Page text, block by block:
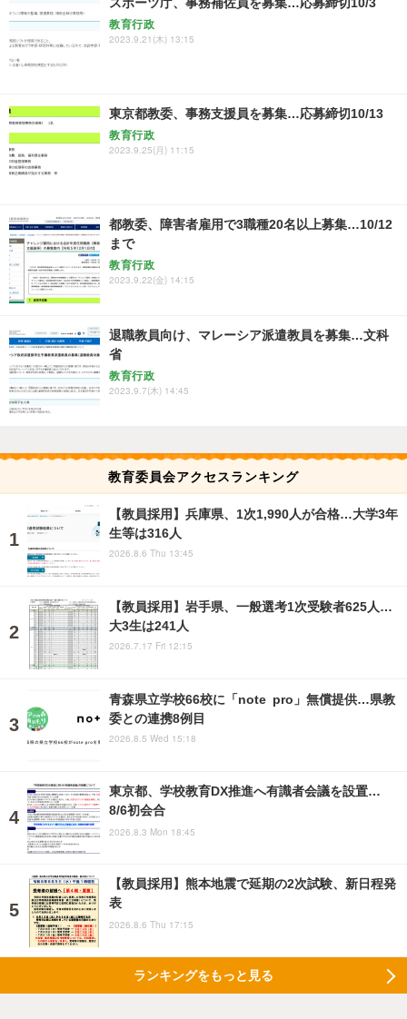
スポーツ庁、事務補佐員を募集…応募締切10/3
教育行政
2023.9.21(木) 13:15
東京都教委、事務支援員を募集…応募締切10/13
教育行政
2023.9.25(月) 11:15
都教委、障害者雇用で3職種20名以上募集…10/12
まで
教育行政
2023.9.22(金) 14:15
退職教員向け、マレーシア派遣教員を募集…文科
省
教育行政
2023.9.7(木) 14:45
教育委員会アクセスランキング
【教員採用】兵庫県、1次1,990人が合格…大学3年
生等は316人
2026.8.6 Thu 13:45
【教員採用】岩手県、一般選考1次受験者625人…
大3生は241人
2026.7.17 Fri 12:15
青森県立学校66校に「note pro」無償提供…県教
委との連携8例目
2026.8.5 Wed 15:18
東京都、学校教育DX推進へ有識者会議を設置…
8/6初会合
2026.8.3 Mon 18:45
【教員採用】熊本地震で延期の2次試験、新日程発
表
2026.8.6 Thu 17:15
ランキングをもっと見る